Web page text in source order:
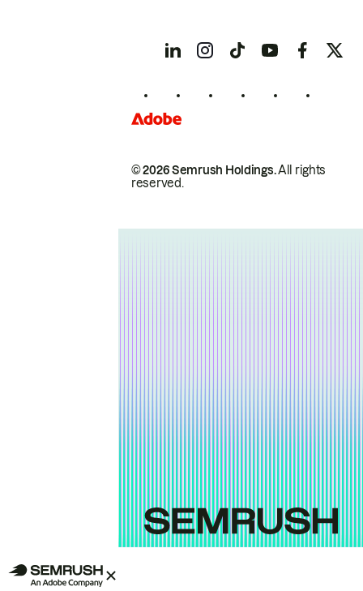
© 2026 Semrush Holdings.All rights
reserved.